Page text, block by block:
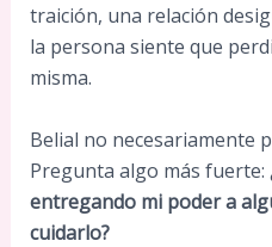
traición, una relación
la persona siente que
misma.
Belial no necesariamente
Pregunta algo más fuerte:
entregando mi poder a
cuidarlo?